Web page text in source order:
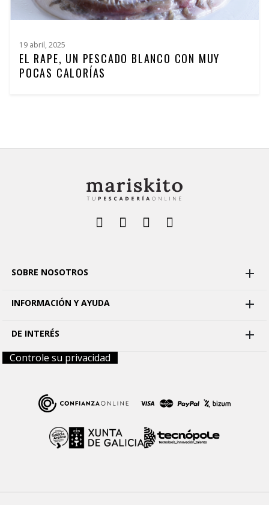
19 abril, 2025
EL RAPE, UN PESCADO BLANCO CON MUY
POCAS CALORÍAS
SOBRE NOSOTROS 
INFORMACIÓN Y AYUDA 
DE INTERÉS 
Controle su privacidad